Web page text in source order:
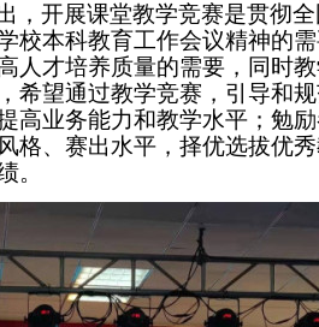
，开展课堂教学竞赛是贯彻
校本科教育工作会议精神的
人才培养质量的需要，同时
希望通过教学竞赛，引导和
高业务能力和教学水平；勉
格、赛出水平，择优选拔优
。